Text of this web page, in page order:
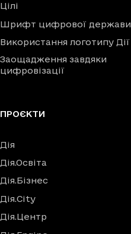
Цілі
Шрифт цифрової держави
Використання логотипу Дії
Заощадження завдяки
цифровізації
ПРОЄКТИ
Дія
Дія.Освіта
Дія.Бізнес
Дія.City
Дія.Центр